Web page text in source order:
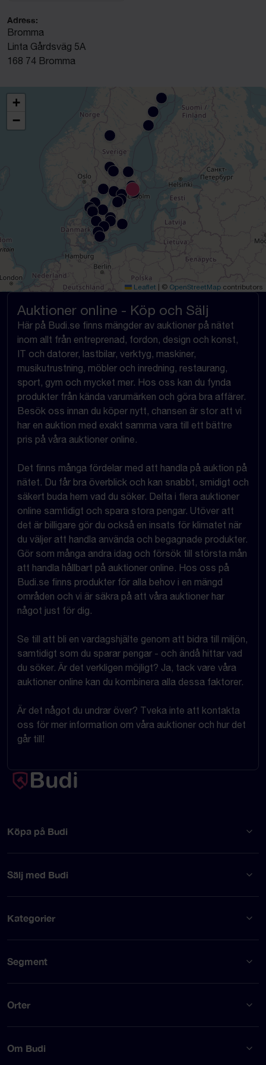
Adress:
Bromma
Linta Gårdsväg 5A
168 74 Bromma
+
−
Leaflet © OpenStreetMap contributors
Auktioner online - Köp och Sälj
Här på Budi.se finns mängder av auktioner på nätet
inom allt från entreprenad, fordon, design och konst,
IT och datorer, lastbilar, verktyg, maskiner,
musikutrustning, möbler och inredning, restaurang,
sport, gym och mycket mer. Hos oss kan du fynda
produkter från kända varumärken och göra bra affärer.
Besök oss innan du köper nytt, chansen är stor att vi
har en auktion med exakt samma vara till ett bättre
pris på våra auktioner online.
Det finns många fördelar med att handla på auktion på
nätet. Du får bra överblick och kan snabbt, smidigt och
säkert buda hem vad du söker. Delta i flera auktioner
online samtidigt och spara stora pengar. Utöver att
det är billigare gör du också en insats för klimatet när
du väljer att handla använda och begagnade produkter.
Gör som många andra idag och försök till största mån
att handla hållbart på auktioner online. Hos oss på
Budi.se finns produkter för alla behov i en mängd
områden och vi är säkra på att våra auktioner har
något just för dig.
Se till att bli en vardagshjälte genom att bidra till miljön,
samtidigt som du sparar pengar - och ändå hittar vad
du söker. Är det verkligen möjligt? Ja, tack vare våra
auktioner online kan du kombinera alla dessa faktorer.
Är det något du undrar över? Tveka inte att kontakta
oss för mer information om våra auktioner och hur det
går till!
Köpa på Budi
Sälj med Budi
Kategorier
Segment
Orter
Om Budi